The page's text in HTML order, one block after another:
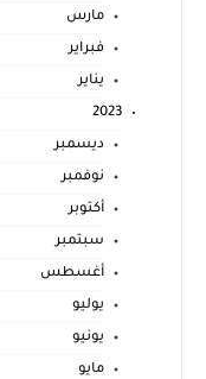
مارس
فبراير
يناير
2023
ديسمبر
نوفمبر
أكتوبر
سبتمبر
أغسطس
يوليو
يونيو
مايو